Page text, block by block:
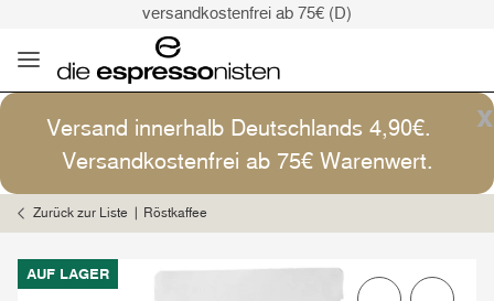
versandkostenfrei ab 75€ (D)
Versand: 4,90€ (D)
versandkostenfrei ab 75€ (D)
Kaffee ist Kunst
x
Versand innerhalb Deutschlands 4,90€.
Versandkostenfrei ab 75€ Warenwert.
Zurück zur Liste Röstkaffee
AUF LAGER